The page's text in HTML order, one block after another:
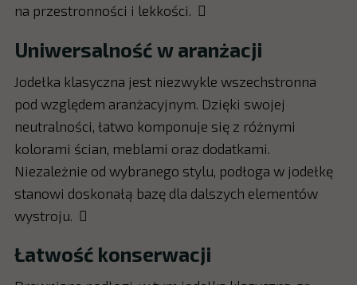
na przestronności i lekkości. 
Uniwersalność w aranżacji
Jodełka klasyczna jest niezwykle wszechstronna
pod względem aranżacyjnym. Dzięki swojej
neutralności, łatwo komponuje się z różnymi
kolorami ścian, meblami oraz dodatkami.
Niezależnie od wybranego stylu, podłoga w jodełkę
stanowi doskonałą bazę dla dalszych elementów
wystroju. 
Łatwość konserwacji